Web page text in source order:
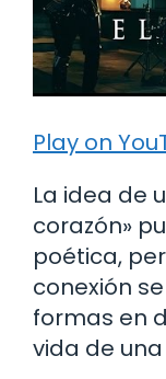
Play on
La idea de
corazón»
poética,
conexión
formas en
vida de